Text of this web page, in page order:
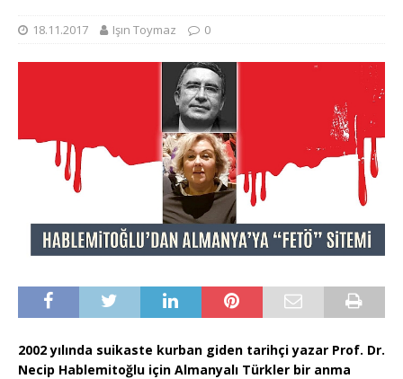
18.11.2017 Işın Toymaz 0
2002 yılında suikaste kurban giden tarihçi yazar Prof. Dr.
Necip Hablemitoğlu için Almanyalı Türkler bir anma